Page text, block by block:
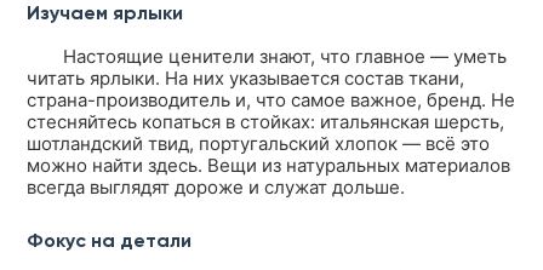
Изучаем ярлыки
Настоящие ценители знают, что главное — уметь
читать ярлыки. На них указывается состав ткани,
страна-производитель и, что самое важное, бренд. Не
стесняйтесь копаться в стойках: итальянская шерсть,
шотландский твид, португальский хлопок — всё это
можно найти здесь. Вещи из натуральных материалов
всегда выглядят дороже и служат дольше.
Фокус на детали